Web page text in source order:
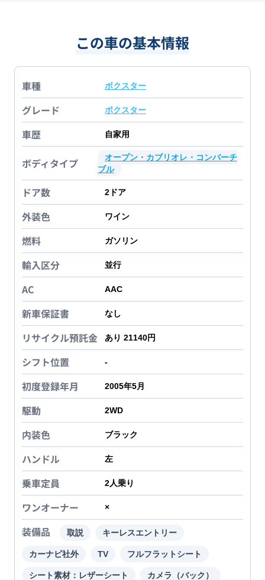
この車の基本情報
車種 ボクスター
グレード ボクスター
車歴 自家用
ボディタイプ
オープン・カブリオレ・コンバーチ
ブル
ドア数 2 ドア
外装色 ワイン
燃料 ガソリン
輸入区分 並行
AC AAC
新車保証書 なし
リサイクル預託金 あり 21140円
シフト位置 -
初度登録年月 2005年5月
駆動 2WD
内装色 ブラック
ハンドル 左
乗車定員 2人乗り
ワンオーナー ×
装備品 取説 キーレスエントリー
カーナビ社外 TV フルフラットシート
シート素材：レザーシート カメラ（バック）